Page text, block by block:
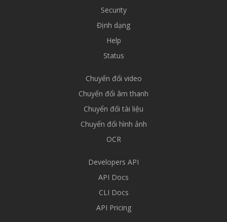
Security
Định dạng
Help
Status
Chuyển đổi video
Chuyển đổi âm thanh
Chuyển đổi tài liệu
Chuyển đổi hình ảnh
OCR
Developers API
API Docs
CLI Docs
API Pricing